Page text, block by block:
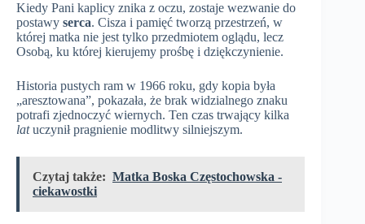
Kiedy Pani kaplicy znika z oczu, zostaje wezwanie do
postawy serca. Cisza i pamięć tworzą przestrzeń, w
której matka nie jest tylko przedmiotem oglądu, lecz
Osobą, ku której kierujemy prośbę i dziękczynienie.
Historia pustych ram w 1966 roku, gdy kopia była
„aresztowana”, pokazała, że brak widzialnego znaku
potrafi zjednoczyć wiernych. Ten czas trwający kilka
latuczynił pragnienie modlitwy silniejszym.
Czytaj także: Matka Boska Częstochowska -
ciekawostki